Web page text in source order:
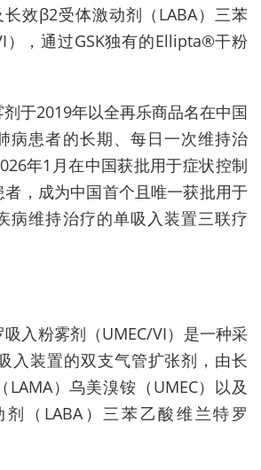
长效β2受体激动剂（LABA）三苯
），通过GSK独有的Ellipta®干粉
于2019年以全再乐商品名在中国
病患者的长期、每日一次维持治
年1月在中国获批用于症状控制
，成为中国首个且唯一获批用于
病维持治疗的单吸入装置三联疗
入粉雾剂（UMEC/VI）是一种采
入装置的双支气管扩张剂，由长
LAMA）乌美溴铵（UMEC）以及
（LABA）三苯乙酸维兰特罗